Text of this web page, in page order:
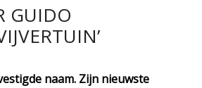
GUIDO
naam. Zijn nieuwste